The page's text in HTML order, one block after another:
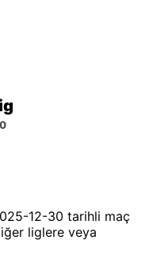
12-30 tarihli maç
liglere veya